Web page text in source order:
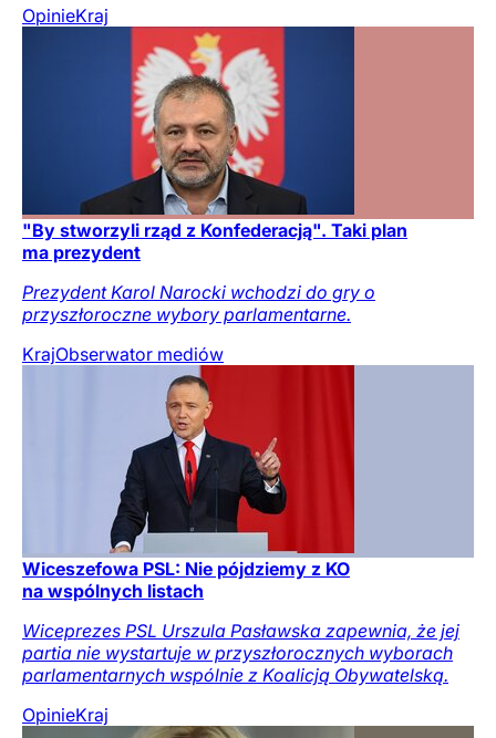
OpinieKraj
"By stworzyli rząd z Konfederacją". Taki plan
ma prezydent
Prezydent Karol Narocki wchodzi do gry o
przyszłoroczne wybory parlamentarne.
KrajObserwator mediów
Wiceszefowa PSL: Nie pójdziemy z KO
na wspólnych listach
Wiceprezes PSL Urszula Pasławska zapewnia, że jej
partia nie wystartuje w przyszłorocznych wyborach
parlamentarnych wspólnie z Koalicją Obywatelską.
OpinieKraj